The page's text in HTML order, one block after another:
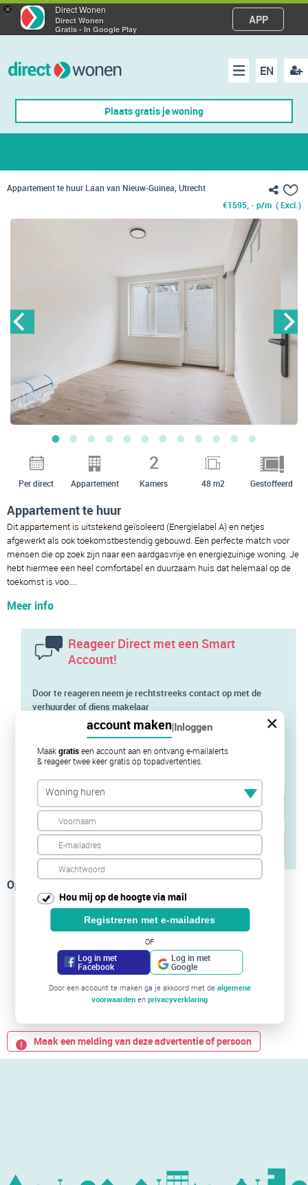
× Direct Wonen
Direct Wonen
Gratis - In Google Play
APP
EN
Menu
Plaats gratis je woning
account maken|Inloggen ×
Maakgratiseen account aan en ontvang e-mailalerts
& reageer twee keer gratis op topadvertenties.
Woning huren
Hou mij op de hoogte via mail
Registreren met e-mailadres
OF
Log in met
Facebook
Log in met
Google
Door een account te maken ga je akkoord met de algemene
voorwaarden enprivacyverklaring
Appartement te huur Laan van Nieuw-Guinea, Utrecht
€1595, - p/m ( Excl.)
Per direct Appartement
2
Kamers 48 m2 Gestoffeerd
Appartement te huur
Dit appartement is uitstekend geïsoleerd (Energielabel A) en netjes
afgewerkt als ook toekomstbestendig gebouwd. Een perfecte match voor
mensen die op zoek zijn naar een aardgasvrije en energiezuinige woning. Je
hebt hiermee een heel comfortabel en duurzaam huis dat helemaal op de
toekomst is voo....
Meer info
Reageer Direct met een Smart
Account!
Door te reageren neem je rechtstreeks contact op met de
verhuurder of diens makelaar
Op de kaart
Maak een melding van deze advertentie of persoon